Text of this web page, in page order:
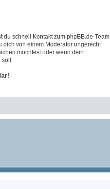
du schnell Kontakt zum phpBB.de-Team
dich von einem Moderator ungerecht
möchtest oder wenn dein